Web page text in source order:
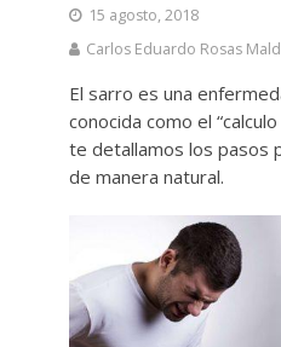
15 agosto, 2018
Carlos Eduardo Rosas
El sarro es una
conocida como el
te detallamos los pasos
de manera natural.